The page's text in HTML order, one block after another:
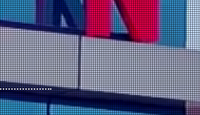
Taman Wahyu 2